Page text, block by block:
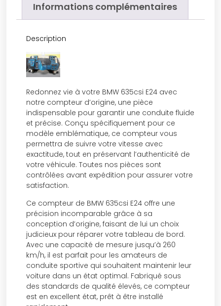
Informations complémentaires
Description
Redonnez vie à votre BMW 635csi E24 avec
notre compteur d’origine, une pièce
indispensable pour garantir une conduite fluide
et précise. Conçu spécifiquement pour ce
modèle emblématique, ce compteur vous
permettra de suivre votre vitesse avec
exactitude, tout en préservant l’authenticité de
votre véhicule. Toutes nos pièces sont
contrôlées avant expédition pour assurer votre
satisfaction.
Ce compteur de BMW 635csi E24 offre une
précision incomparable grâce à sa
conception d’origine, faisant de lui un choix
judicieux pour réparer votre tableau de bord.
Avec une capacité de mesure jusqu’à 260
km/h, il est parfait pour les amateurs de
conduite sportive qui souhaitent maintenir leur
voiture dans un état optimal. Fabriqué sous
des standards de qualité élevés, ce compteur
est en excellent état, prêt à être installé